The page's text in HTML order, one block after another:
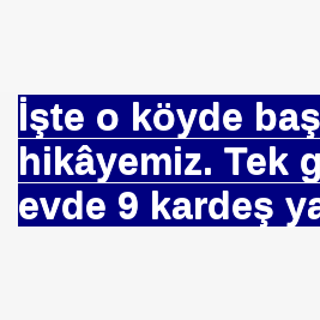
İşte o köyde
hikâyemiz. Tek
evde 9 kardeş